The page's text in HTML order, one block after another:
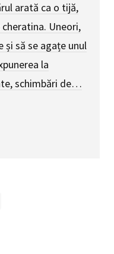
arată ca o tijă,
Uneori,
și să se agațe unul
la
schimbări de…